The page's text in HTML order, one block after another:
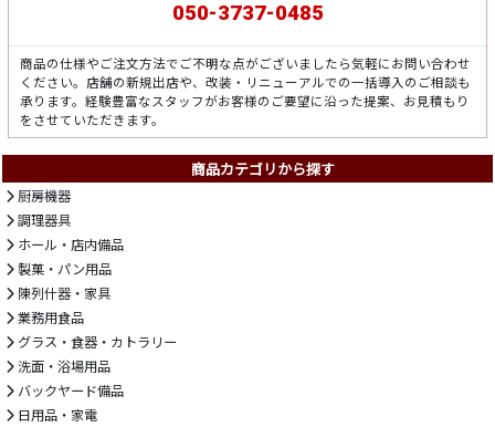
050-3737-0485
商品の仕様やご注文方法でご不明な点がございましたら気軽にお問い合わせ
ください。店舗の新規出店や、改装・リニューアルでの一括導入のご相談も
承ります。経験豊富なスタッフがお客様のご要望に沿った提案、お見積もり
をさせていただきます。
商品カテゴリから探す
厨房機器
調理器具
ホール・店内備品
製菓・パン用品
陳列什器・家具
業務用食品
グラス・食器・カトラリー
洗面・浴場用品
バックヤード備品
日用品・家電